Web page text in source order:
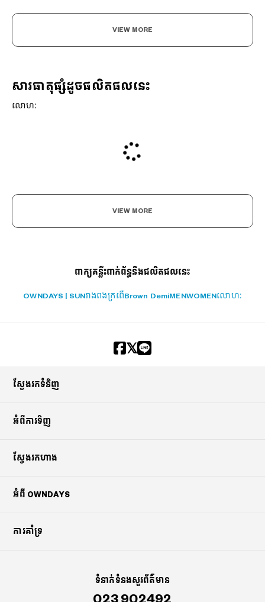
VIEW MORE
សារធាតុផ្សំដូចផលិតផលនេះ
លោហៈ
VIEW MORE
ពាក្យគន្លឹះពាក់ព័ន្ធនឹងផលិតផលនេះ
OWNDAYS | SUN រាងពងក្រពើ Brown DemiMENWOMEN លោហៈ
+¥0
ស្វែងរកទំនិញ
អំពីការទិញ
ស្វែងរកហាង
អំពី OWNDAYS
ការគាំទ្រ
ទំនាក់ទំនងសួរព័ត៌មាន